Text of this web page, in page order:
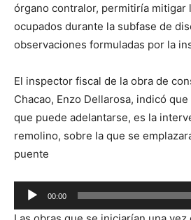
órgano contralor, permitiría mitigar
ocupados durante la subfase de
observaciones formuladas por la
El inspector fiscal de la obra de
Chacao, Enzo Dellarosa, indicó
que puede adelantarse, es la
remolino, sobre la que se
puente
Reproductor
de
00:00